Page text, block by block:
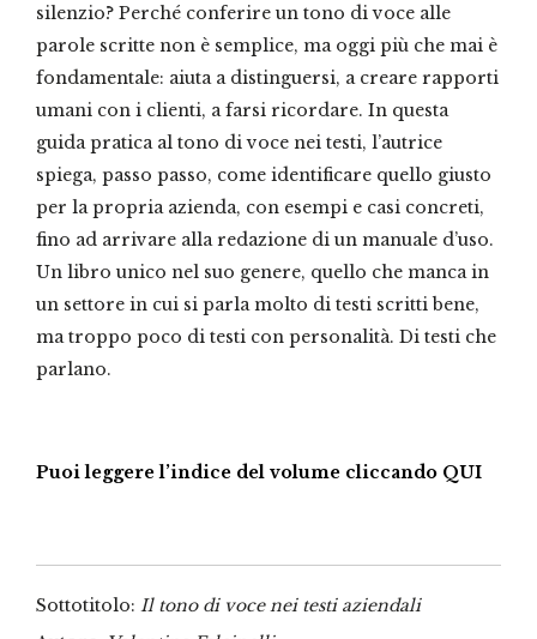
silenzio? Perché conferire un tono di voce alle
parole scritte non è semplice, ma oggi più che mai è
fondamentale: aiuta a distinguersi, a creare rapporti
umani con i clienti, a farsi ricordare. In questa
guida pratica al tono di voce nei testi, l’autrice
spiega, passo passo, come identificare quello giusto
per la propria azienda, con esempi e casi concreti,
fino ad arrivare alla redazione di un manuale d’uso.
Un libro unico nel suo genere, quello che manca in
un settore in cui si parla molto di testi scritti bene,
ma troppo poco di testi con personalità. Di testi che
parlano.
Puoi leggere l’indice del volume cliccando QUI
Sottotitolo: Il tono di voce nei testi aziendali